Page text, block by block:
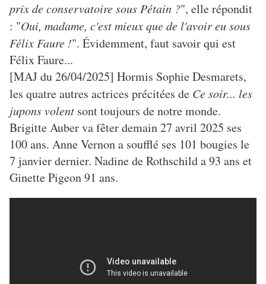
prix de conservatoire sous Pétain ?", elle répondit
: "Oui, madame, c'est mieux que de l'avoir eu sous
Félix Faure !". Évidemment, faut savoir qui est
Félix Faure...
[MAJ du 26/04/2025] Hormis Sophie Desmarets,
les quatre autres actrices précitées de Ce soir... les
jupons volent sont toujours de notre monde.
Brigitte Auber va fêter demain 27 avril 2025 ses
100 ans. Anne Vernon a soufflé ses 101 bougies le
7 janvier dernier. Nadine de Rothschild a 93 ans et
Ginette Pigeon 91 ans.